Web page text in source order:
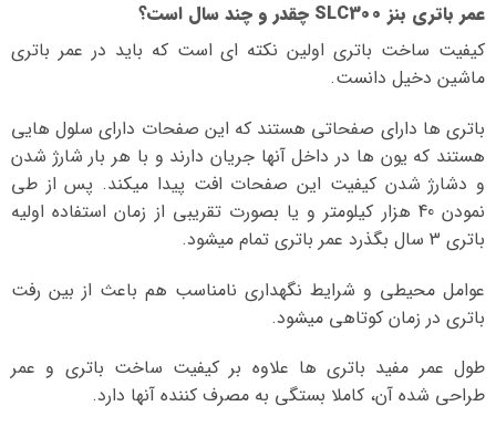
عمر باتری بنز SLC300 چقدر و چند سال است؟
کیفیت ساخت باتری اولین نکته ای است که باید در عمر باتری
ماشین دخیل دانست.
باتری ها دارای صفحاتی هستند که این صفحات دارای سلول هایی
هستند که یون ها در داخل آنها جریان دارند و با هر بار شارژ شدن
و دشارژ شدن کیفیت این صفحات افت پیدا میکند. پس از طی
نمودن 40 هزار کیلومتر و یا بصورت تقریبی از زمان استفاده اولیه
باتری 3 سال بگذرد عمر باتری تمام میشود.
عوامل محیطی و شرایط نگهداری نامناسب هم باعث از بین رفت
باتری در زمان کوتاهی میشود.
طول عمر مفید باتری ها علاوه بر کیفیت ساخت باتری و عمر
طراحی شده آن، کاملا بستگی به مصرف کننده آنها دارد.